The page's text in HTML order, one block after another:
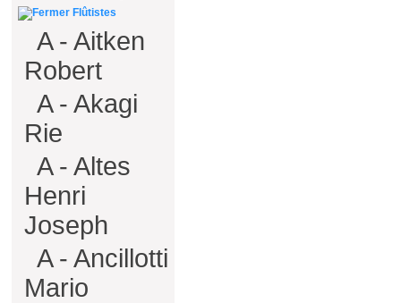
Flûtistes
A - Aitken
Robert
A - Akagi
Rie
A - Altes
Henri
Joseph
A - Ancillotti
Mario